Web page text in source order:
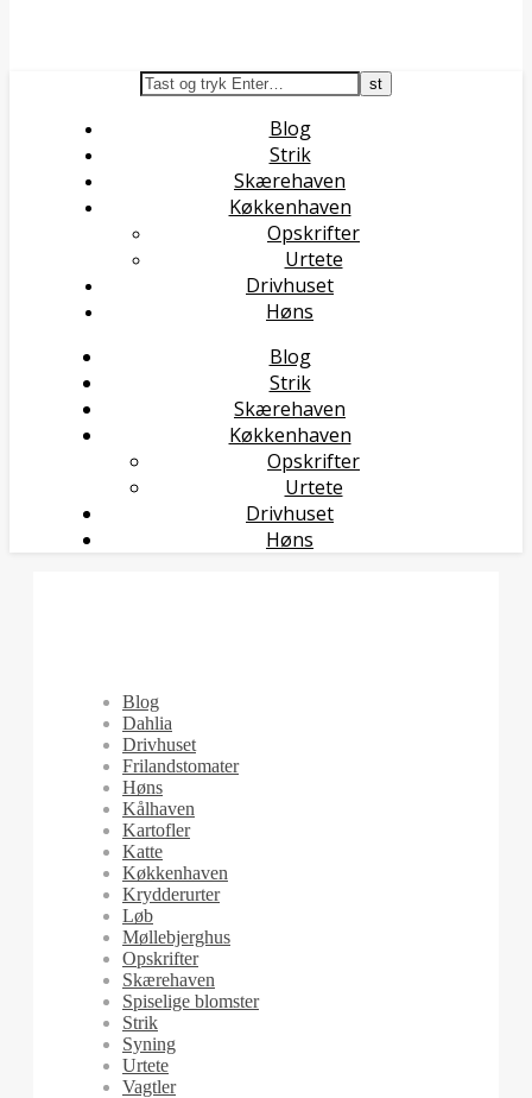
Blog
Strik
Skærehaven
Køkkenhaven
Opskrifter
Urtete
Drivhuset
Høns
Blog
Strik
Skærehaven
Køkkenhaven
Opskrifter
Urtete
Drivhuset
Høns
Blog
Dahlia
Drivhuset
Frilandstomater
Høns
Kålhaven
Kartofler
Katte
Køkkenhaven
Krydderurter
Løb
Møllebjerghus
Opskrifter
Skærehaven
Spiselige blomster
Strik
Syning
Urtete
Vagtler